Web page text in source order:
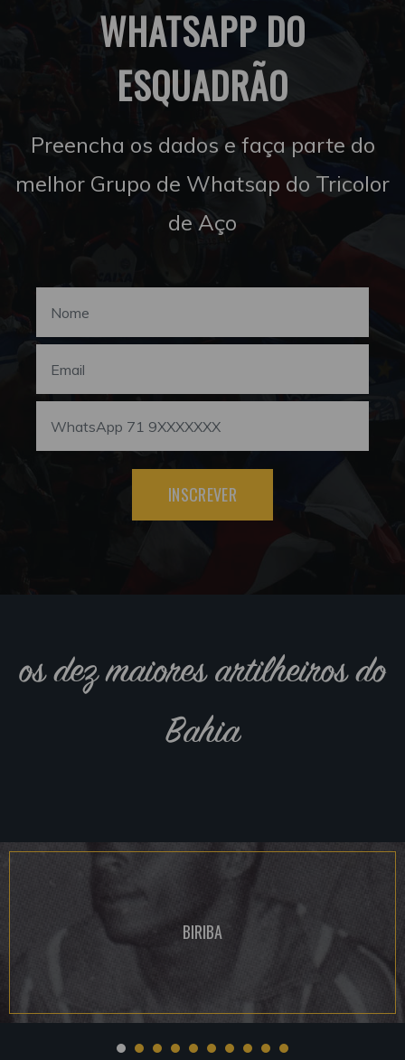
WHATSAPP DO
ESQUADRÃO
Preencha os dados e faça parte do
melhor Grupo de Whatsap do Tricolor
de Aço
INSCREVER
os dez maiores artilheiros do
Bahia
BIRIBA